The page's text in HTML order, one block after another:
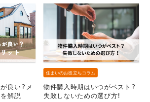
良い？メ
解説
住まいのお役立ちコラム
物件購入時期はいつがベスト？
失敗しないための選び方！